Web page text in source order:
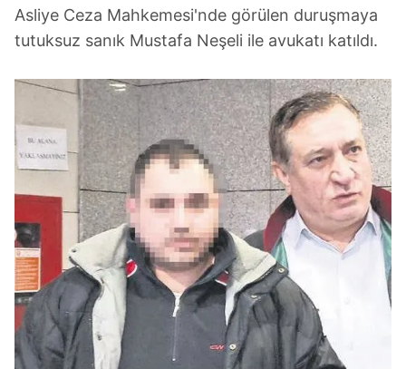
Asliye Ceza Mahkemesi'nde görülen duruşmaya
tutuksuz sanık Mustafa Neşeli ile avukatı katıldı.